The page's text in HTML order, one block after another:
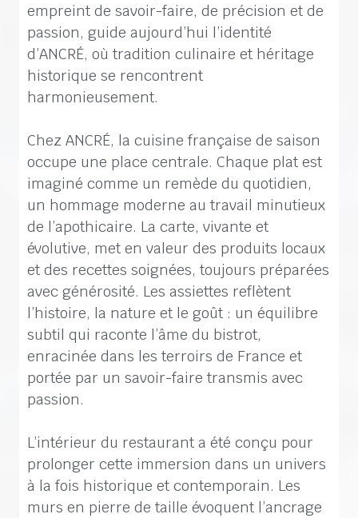
empreint de savoir-faire, de précision et de
passion, guide aujourd’hui l’identité
d’ANCRÉ, où tradition culinaire et héritage
historique se rencontrent
harmonieusement.
Chez ANCRÉ, la cuisine française de saison
occupe une place centrale. Chaque plat est
imaginé comme un remède du quotidien,
un hommage moderne au travail minutieux
de l’apothicaire. La carte, vivante et
évolutive, met en valeur des produits locaux
et des recettes soignées, toujours préparées
avec générosité. Les assiettes reflètent
l’histoire, la nature et le goût : un équilibre
subtil qui raconte l’âme du bistrot,
enracinée dans les terroirs de France et
portée par un savoir-faire transmis avec
passion.
L’intérieur du restaurant a été conçu pour
prolonger cette immersion dans un univers
à la fois historique et contemporain. Les
murs en pierre de taille évoquent l’ancrage